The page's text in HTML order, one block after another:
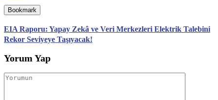
Bookmark
EIA Raporu: Yapay Zekâ ve Veri Merkezleri Elektrik Talebini
Rekor Seviyeye Taşıyacak!
Yorum Yap